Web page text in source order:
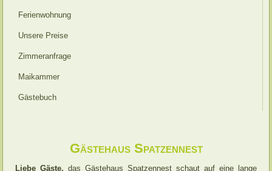
Ferienwohnung
Unsere Preise
Zimmeranfrage
Maikammer
Gästebuch
Gästehaus Spatzennest
Liebe Gäste, das Gästehaus Spatzennest schaut auf eine lange